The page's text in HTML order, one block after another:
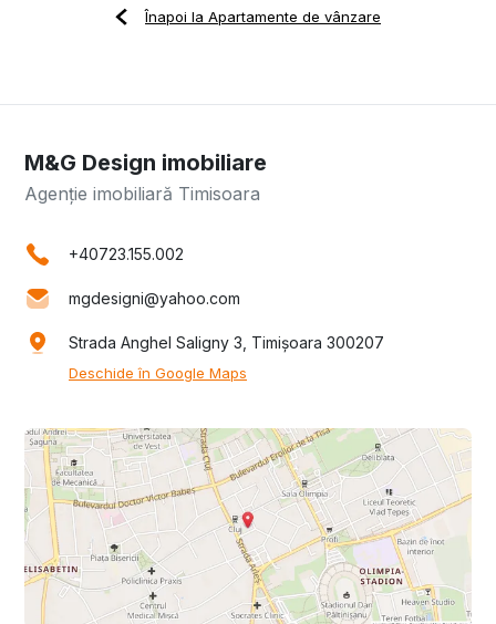
Înapoi la Apartamente de vânzare
M&G Design imobiliare
Agenție imobiliară Timisoara
+40723.155.002
mgdesigni@yahoo.com
Strada Anghel Saligny 3, Timișoara 300207
Deschide în Google Maps